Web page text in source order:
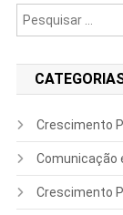
Crescimento
Comunicação
Crescimento